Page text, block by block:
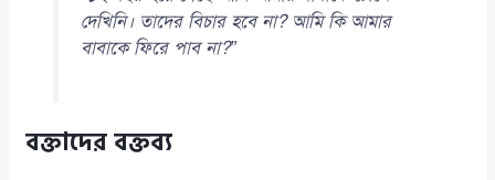
দেখিনি। তাদের বিচার হবে না? আমি কি আমার
বাবাকে ফিরে পাব না?”
বক্তাদের বক্তব্য